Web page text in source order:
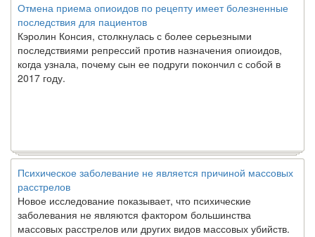
Отмена приема опиоидов по рецепту имеет болезненные
последствия для пациентов
Кэролин Консия, столкнулась с более серьезными
последствиями репрессий против назначения опиоидов,
когда узнала, почему сын ее подруги покончил с собой в
2017 году.
Психическое заболевание не является причиной массовых
расстрелов
Новое исследование показывает, что психические
заболевания не являются фактором большинства
массовых расстрелов или других видов массовых убийств.